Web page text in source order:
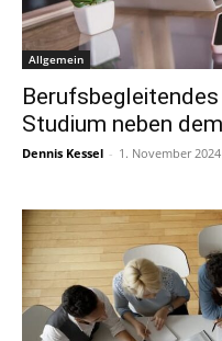
Allgemein
Studium neben
Dennis Kessel - 1. November 2024